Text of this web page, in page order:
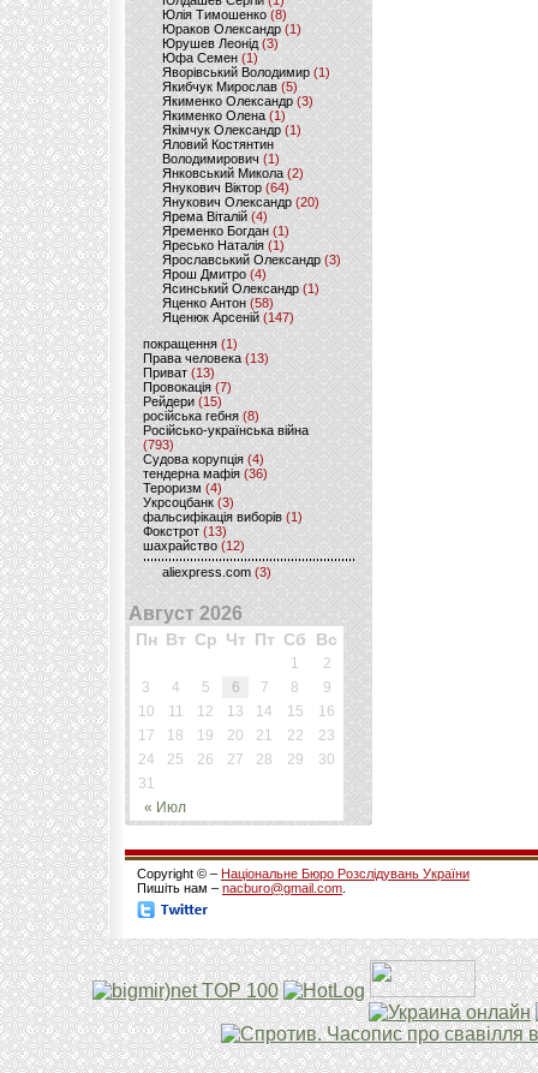
Юлія Тимошенко (8)
Юраков Олександр (1)
Юрушев Леонід (3)
Юфа Семен (1)
Яворівський Володимир (1)
Якибчук Мирослав (5)
Якименко Олександр (3)
Якименко Олена(1)
Якімчук Олександр (1)
Яловий Костянтин
Володимирович (1)
Янковський Микола(2)
Янукович Віктор (64)
Янукович Олександр(20)
Ярема Віталій(4)
Яременко Богдан(1)
Яресько Наталія(1)
Ярославський Олександр (3)
Ярош Дмитро (4)
Ясинський Олександр (1)
Яценко Антон(58)
Яценюк Арсеній (147)
покращення (1)
Права человека(13)
Приват (13)
Провокація (7)
Рейдери (15)
російська гебня (8)
Російсько-українська війна
(793)
Судова корупція (4)
тендерна мафія (36)
Тероризм (4)
Укрсоцбанк (3)
фальсифікація виборів (1)
Фокстрот(13)
шахрайство (12)
aliexpress.com (3)
Август 2026
Пн Вт Ср Чт Пт Сб Вс
« Июл
1
2
3
4 5 6 7 8
9
10
11 12 13 14 15
16
17
18 19 20 21 22
23
24
25 26 27 28 29
30
31
Copyright © – Національне Бюро Розслідувань України
Пишіть нам – nacburo@gmail.com